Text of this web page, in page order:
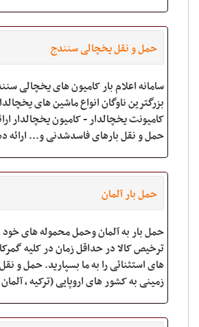
حمل و نقل یخچالی سنندج
سامانه اعلام بار کامیون های یخچالی
بزرگترین ناوگان انواع ماشین های
کامیونت یخچالدار - کامیون یخچالدار
حمل و نقل بارهای فاسدشدنی و...
حمل بار آلمان
حمل بار به آلمان وحمل محموله های خود
ترخیص کالا در حداقل زمان در کلیه
های استثنائی را به
زمینی به کشور های اروپایی (ترکیه ،